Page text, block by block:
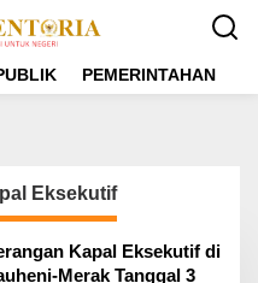
PEMERINTAHAN
Eksekutif
Kapal Eksekutif di
Merak Tanggal 3